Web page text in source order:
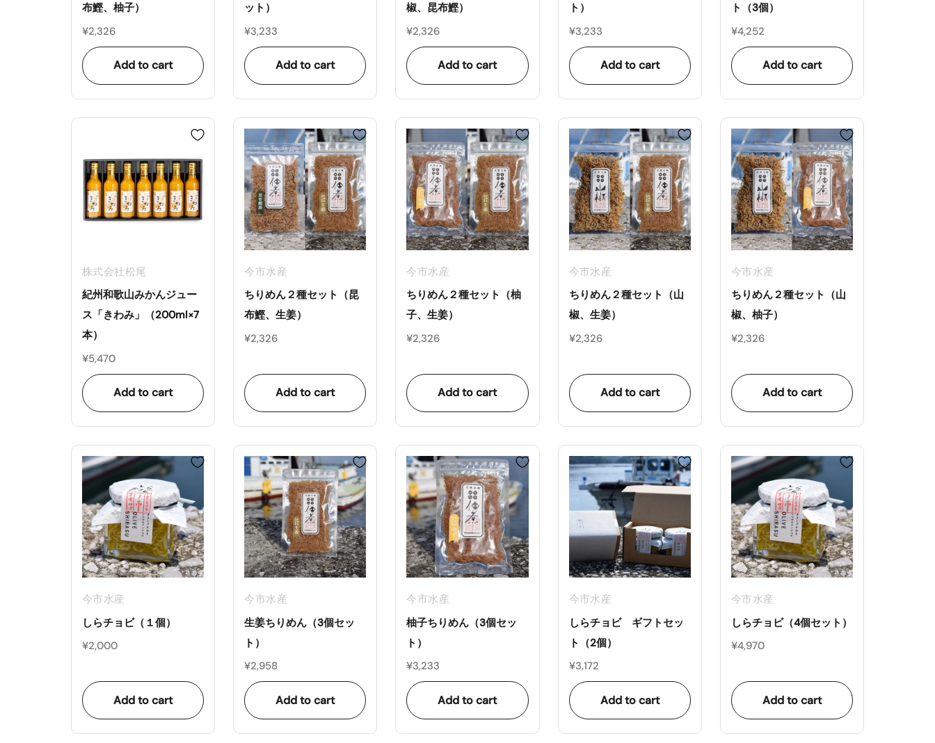
布鰹、柚子）
¥2,326
Add to cart
ット）
¥3,233
Add to cart
椒、昆布鰹）
¥2,326
Add to cart
ト）
¥3,233
Add to cart
ト（3個）
¥4,252
Add to cart
株式会社松尾
紀州和歌山みかんジュー
ス「きわみ」（200ml×7
本）
¥5,470
Add to cart
今市水産
ちりめん２種セット（昆
布鰹、生姜）
¥2,326
Add to cart
今市水産
ちりめん２種セット（柚
子、生姜）
¥2,326
Add to cart
今市水産
ちりめん２種セット（山
椒、生姜）
¥2,326
Add to cart
今市水産
ちりめん２種セット（山
椒、柚子）
¥2,326
Add to cart
今市水産
しらチョビ（１個）
¥2,000
Add to cart
今市水産
生姜ちりめん（3個セッ
ト）
¥2,958
Add to cart
今市水産
柚子ちりめん（3個セッ
ト）
¥3,233
Add to cart
今市水産
しらチョビ ギフトセッ
ト（2個）
¥3,172
Add to cart
今市水産
しらチョビ（4個セット）
¥4,970
Add to cart